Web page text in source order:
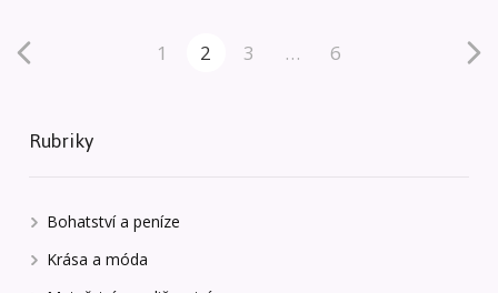
1 2 3 … 6
Rubriky
Bohatství a peníze
Krása a móda